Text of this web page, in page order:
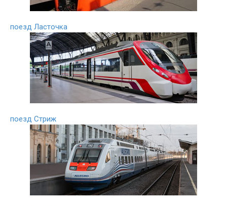
поезд Ласточка
поезд Стриж